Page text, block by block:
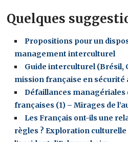
Quelques
Propositions pour un
management interculturel
Guide interculturel (Brésil,
mission française en sécurité
Défaillances managériales
françaises (1) – Mirages de
Les Français ont-ils une
règles ? Exploration culturelle